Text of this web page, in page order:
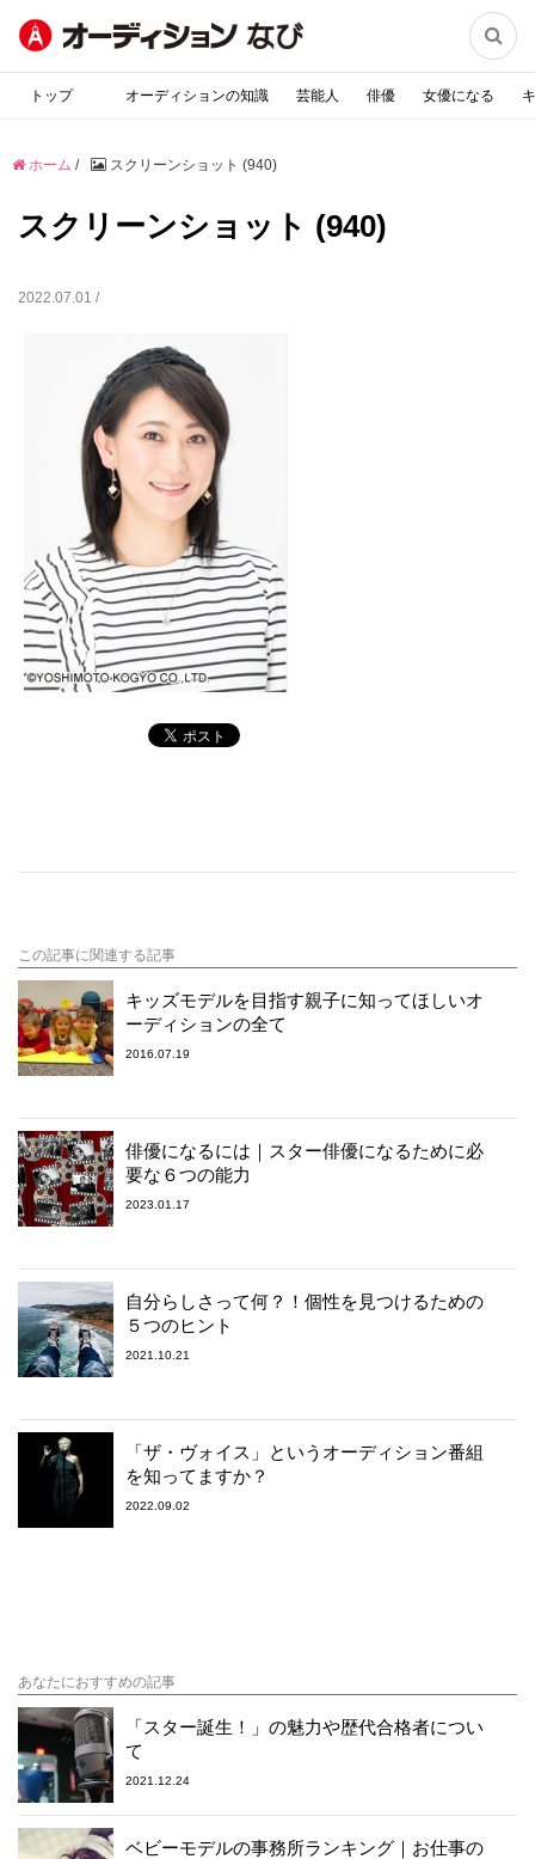

トップ オーディションの知識 芸能人 俳優 女優になる
ホーム / スクリーンショット (940)
スクリーンショット (940)
2022.07.01 /
この記事に関連する記事
キッズモデルを目指す親子に知ってほしいオ
ーディションの全て
2016.07.19
俳優になるには｜スター俳優になるために必
要な６つの能力
2023.01.17
自分らしさって何？！個性を見つけるための
５つのヒント
2021.10.21
「ザ・ヴォイス」というオーディション番組
を知ってますか？
2022.09.02
あなたにおすすめの記事
「スター誕生！」の魅力や歴代合格者につい
て
2021.12.24
ベビーモデルの事務所ランキング｜お仕事の